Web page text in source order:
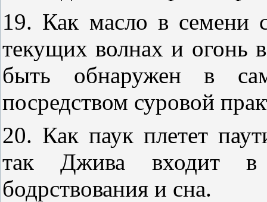
19. Как масло в семени
текущих волнах и огонь
быть обнаружен в
посредством суровой
20. Как паук плетет
так Джива входит
бодрствования и сна.